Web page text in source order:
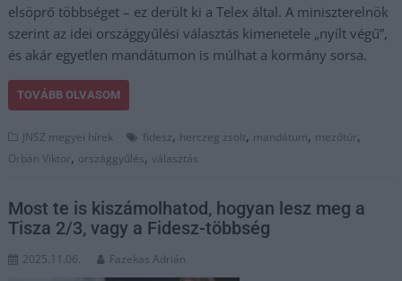
elsöprő többséget – ez derült ki a Telex által. A miniszterelnök
szerint az idei országgyűlési választás kimenetele „nyílt végű”,
és akár egyetlen mandátumon is múlhat a kormány sorsa.
TOVÁBB OLVASOM
JNSZ megyei hírek fidesz, herczeg zsolt, mandátum, mezőtúr,
Orbán Viktor, országgyűlés,választás
Most te is kiszámolhatod, hogyan lesz meg a
Tisza 2/3, vagy a Fidesz-többség
2025.11.06. Fazekas Adrián